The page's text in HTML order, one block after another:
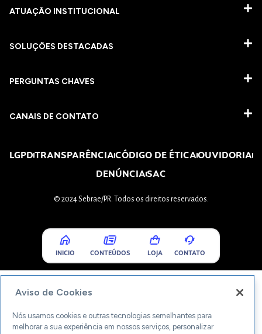
ATUAÇÃO INSTITUCIONAL
SOLUÇÕES DESTACADAS
PERGUNTAS CHAVES​
CANAIS DE CONTATO
LGPDTRANSPARÊNCIACÓDIGO DE ÉTICAOUVIDORIA
DENÚNCIASAC
© 2024 Sebrae/PR. Todos os direitos reservados.
INICIO CONTEÚDOS LOJA CONTATO
Aviso de Cookies
Nós usamos cookies e outras tecnologias semelhantes para
melhorar a sua experiência em nossos serviços, personalizar